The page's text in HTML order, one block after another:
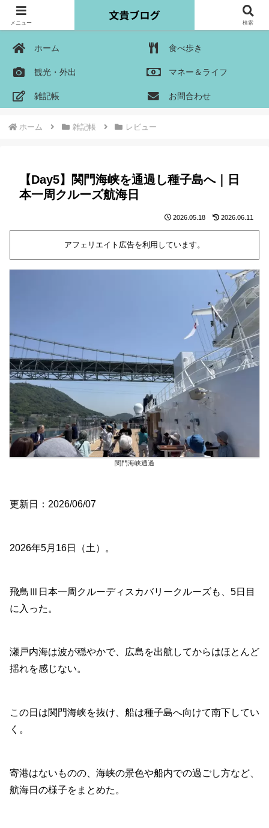
ホーム 食べ歩き
観光・外出 マネー＆ライフ
雑記帳 お問合わせ
ホーム 雑記帳 レビュー
【Day5】関門海峡を通過し種子島へ｜日
本一周クルーズ航海日
2026.05.18 2026.06.11
アフェリエイト広告を利用しています。
関門海峡通過
更新日：2026/06/07
2026年5月16日（土）。
飛鳥Ⅲ日本一周クルーディスカバリークルーズも、5日目
に入った。
瀬戸内海は波が穏やかで、広島を出航してからはほとんど
揺れを感じない。
この日は関門海峡を抜け、船は種子島へ向けて南下してい
く。
寄港はないものの、海峡の景色や船内での過ごし方など、
航海日の様子をまとめた。
メニュー 検索